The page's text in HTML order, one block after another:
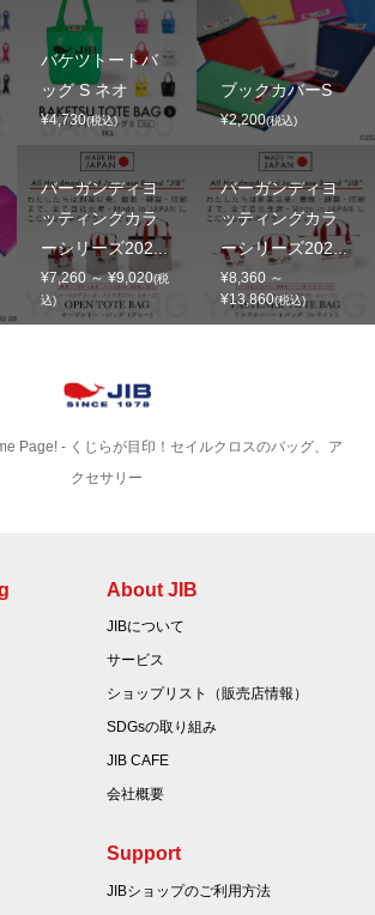
バケツトートバ
ッグ S ネオ
¥4,730(税込)
ブックカバーS
¥2,200(税込)
バーガンディヨ
ッティングカラ
ーシリーズ202...
¥7,260 ～ ¥9,020(税
込)
バーガンディヨ
ッティングカラ
ーシリーズ202...
¥8,360 ～
¥13,860(税込)
Page! ‐ くじらが目印！セイルクロスのバッグ、ア
クセサリー
About JIB
JIBについて
サービス
ショップリスト（販売店情報）
SDGsの取り組み
JIB CAFE
会社概要
Support
JIBショップのご利用方法